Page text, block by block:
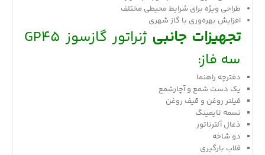
طراحی ویژه برای شرایط محیطی مختلف
افزایش بهره‌وری با گاز شهری
تجهیزات جانبی
ژنراتور گازسوز GP45
سه فاز:
دفترچه راهنما
یک دست شمع و آچارشمع
فیلتر روغن و قیف روغن
تسمه تایمینگ
ذغال آلترناتور
دو شاخه
قلاب بارگیری